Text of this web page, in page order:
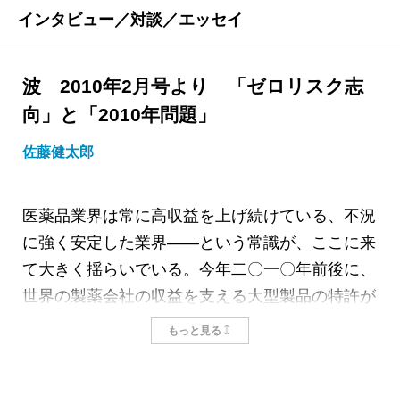
インタビュー／対談／エッセイ
波 2010年2月号より 「ゼロリスク志
向」と「2010年問題」
佐藤健太郎
医薬品業界は常に高収益を上げ続けている、不況
に強く安定した業界――という常識が、ここに来
て大きく揺らいでいる。今年二〇一〇年前後に、
世界の製薬会社の収益を支える大型製品の特許が
次々と切れ、医薬品業界は重大なピンチを迎えて
いるのだ。これがいわゆる「二〇一〇年問題」
もっと見る